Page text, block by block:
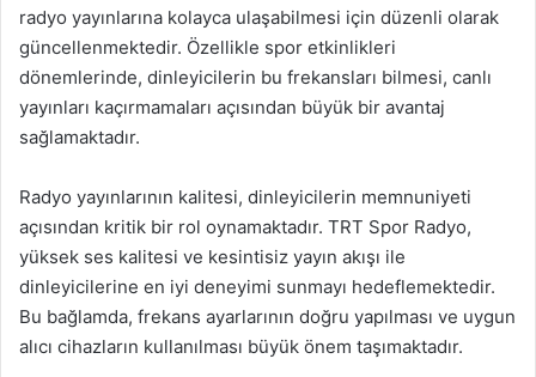
radyo yayınlarına kolayca ulaşabilmesi için düzenli olarak
güncellenmektedir. Özellikle spor etkinlikleri
dönemlerinde, dinleyicilerin bu frekansları bilmesi, canlı
yayınları kaçırmamaları açısından büyük bir avantaj
sağlamaktadır.
Radyo yayınlarının kalitesi, dinleyicilerin memnuniyeti
açısından kritik bir rol oynamaktadır. TRT Spor Radyo,
yüksek ses kalitesi ve kesintisiz yayın akışı ile
dinleyicilerine en iyi deneyimi sunmayı hedeflemektedir.
Bu bağlamda, frekans ayarlarının doğru yapılması ve uygun
alıcı cihazların kullanılması büyük önem taşımaktadır.